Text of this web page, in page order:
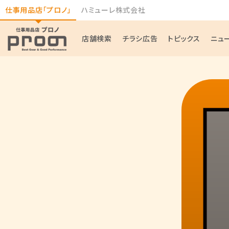
仕事用品店「プロノ」 ハミューレ株式会社
店舗検索 チラシ広告 トピックス ニュ